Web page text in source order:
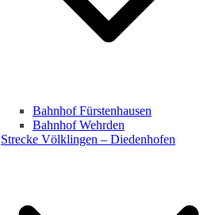
Bahnhof Fürstenhausen
Bahnhof Wehrden
Strecke Völklingen – Diedenhofen